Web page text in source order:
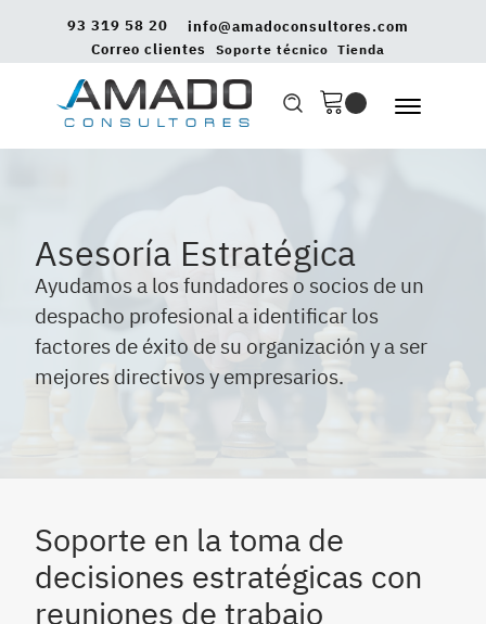
93 319 58 20
info@amadoconsultores.com
Correo clientes
Soporte técnico Tienda
Asesoría Estratégica
Ayudamos a los fundadores o socios de un
despacho profesional a identificar los
factores de éxito de su organización y a ser
mejores directivos y empresarios.
Soporte en la toma de
decisiones estratégicas con
reuniones de trabajo